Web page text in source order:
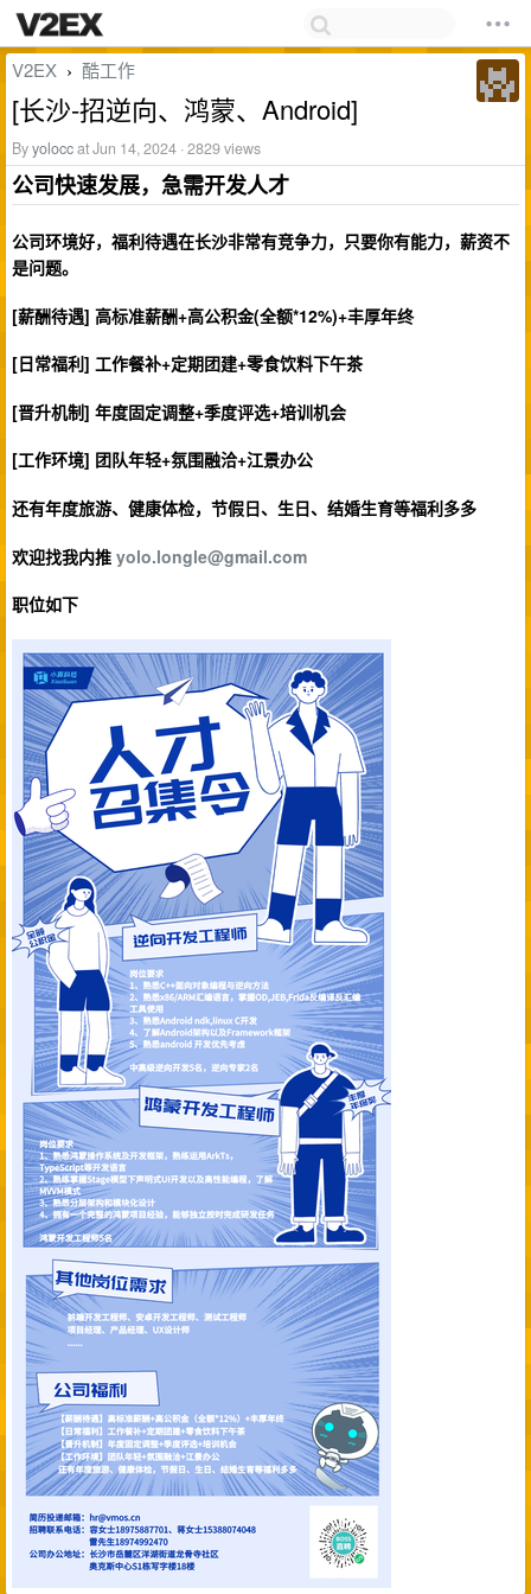
V2EX › 酷工作
[长沙-招逆向、鸿蒙、Android]
Byyoloccat Jun 14, 2024 · 2829 views
公司快速发展，急需开发人才
公司环境好，福利待遇在长沙非常有竞争力，只要你有能力，薪资不
是问题。
[薪酬待遇] 高标准薪酬+高公积金(全额*12%)+丰厚年终
[日常福利] 工作餐补+定期团建+零食饮料下午茶
[晋升机制] 年度固定调整+季度评选+培训机会
[工作环境] 团队年轻+氛围融洽+江景办公
还有年度旅游、健康体检，节假日、生日、结婚生育等福利多多
欢迎找我内推 yolo.longle@gmail.com
职位如下